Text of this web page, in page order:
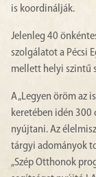
is koordinálják.
Jelenleg 40
szolgálatot a Pécsi
mellett helyi szintű
A „Legyen öröm az
keretében idén 300
nyújtani. Az
tárgyi adományok
„Szép Otthonok